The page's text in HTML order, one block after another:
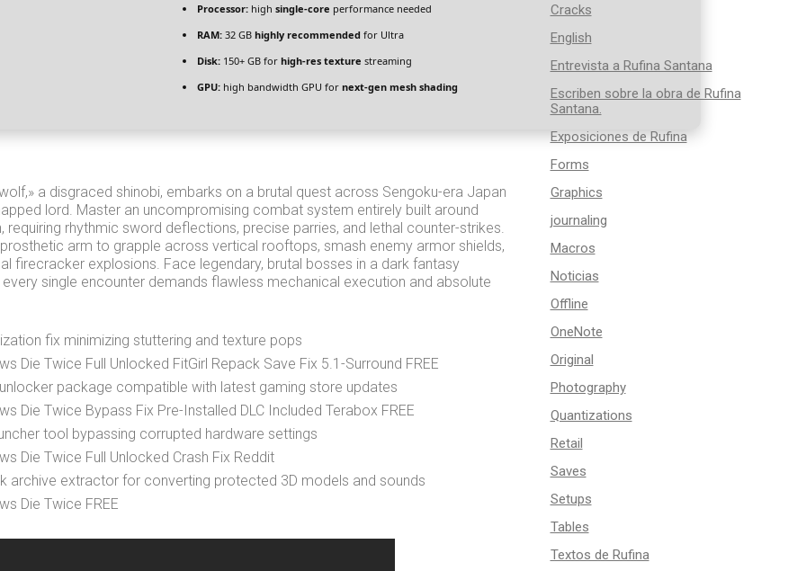
Processor: high single-core performance needed
RAM: 32 GB highly recommended for Ultra
Disk: 150+ GB for high-res texture streaming
GPU: high bandwidth GPU for next-gen mesh shading
a disgraced shinobi, embarks on a brutal quest across Sengoku-era Japan
lord. Master an uncompromising combat system entirely built around
requiring rhythmic sword deflections, precise parries, and lethal counter-strikes.
arm to grapple across vertical rooftops, smash enemy armor shields,
firecracker explosions. Face legendary, brutal bosses in a dark fantasy
single encounter demands flawless mechanical execution and absolute
fix minimizing stuttering and texture pops
Die Twice Full Unlocked FitGirl Repack Save Fix 5.1-Surround FREE
unlocker package compatible with latest gaming store updates
Die Twice Bypass Fix Pre-Installed DLC Included Terabox FREE
tool bypassing corrupted hardware settings
Die Twice Full Unlocked Crash Fix Reddit
archive extractor for converting protected 3D models and sounds
Die Twice FREE
Cracks
English
Entrevista a Rufina Santana
Escriben sobre la obra de Rufina
Santana.
Exposiciones de Rufina
Forms
Graphics
journaling
Macros
Noticias
Offline
OneNote
Original
Photography
Quantizations
Retail
Saves
Setups
Tables
Textos de Rufina